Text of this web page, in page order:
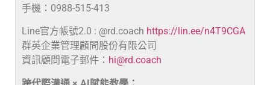
手機：0988-515-413
Line官方帳號2.0 : @rd.coach https://lin.ee/n4T9CGA
群英企業管理顧問股份有限公司
資訊顧問電子郵件： hi@rd.coach